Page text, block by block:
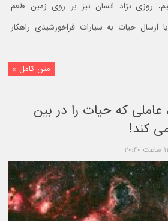
روزی نژاد انسان نیز بر روی زمین طعم
ارسال حیات به سیارات فراخورشیدی راهکار
متن کامل »
عاملی که حیات را در بین
کند!